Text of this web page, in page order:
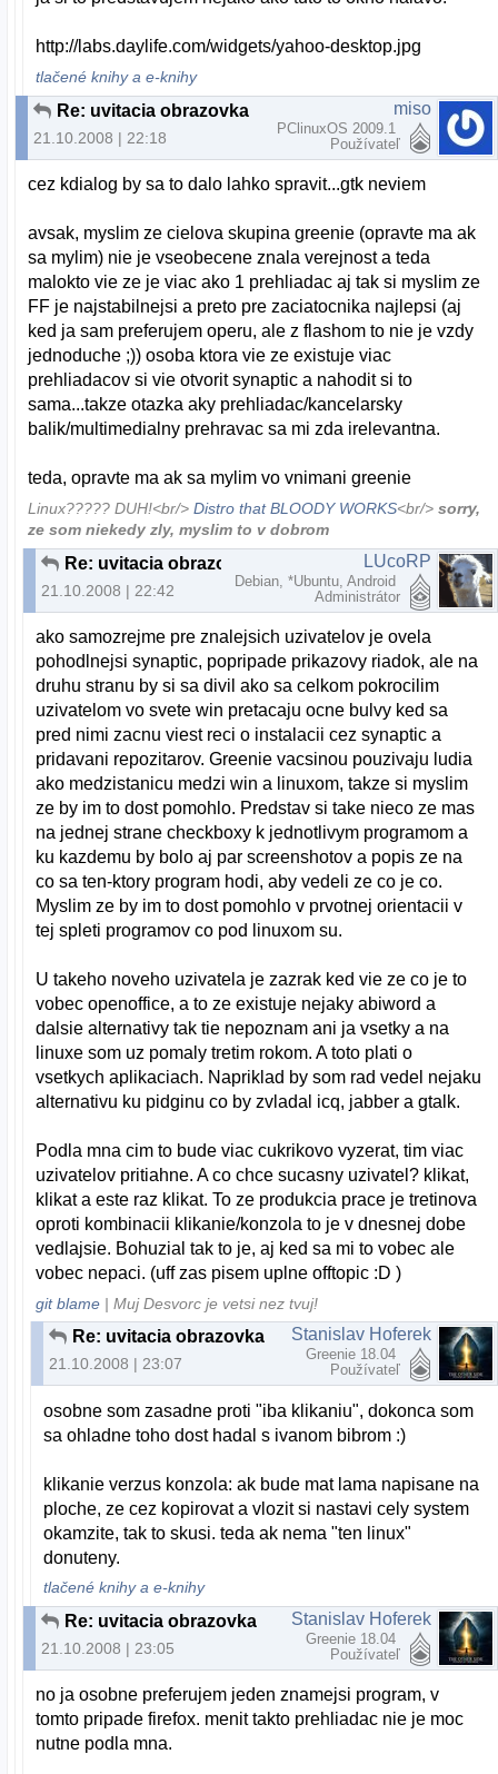
http://labs.daylife.com/widgets/yahoo-desktop.jpg
tlačené knihy a e-knihy
Re: uvitacia obrazovka
21.10.2008 | 22:18
miso
PClinuxOS 2009.1
Používateľ
cez kdialog by sa to dalo lahko spravit...gtk neviem
avsak, myslim ze cielova skupina greenie (opravte ma ak
sa mylim) nie je vseobecene znala verejnost a teda
malokto vie ze je viac ako 1 prehliadac aj tak si myslim ze
FF je najstabilnejsi a preto pre zaciatocnika najlepsi (aj
ked ja sam preferujem operu, ale z flashom to nie je vzdy
jednoduche ;)) osoba ktora vie ze existuje viac
prehliadacov si vie otvorit synaptic a nahodit si to
sama...takze otazka aky prehliadac/kancelarsky
balik/multimedialny prehravac sa mi zda irelevantna.
teda, opravte ma ak sa mylim vo vnimani greenie
Linux????? DUH!<br/>Distro that BLOODY WORKS<br/>sorry,
ze som niekedy zly, myslim to v dobrom
Re: uvitacia obrazovka
21.10.2008 | 22:42
LUcoRP
Debian, *Ubuntu, Android
Administrátor
ako samozrejme pre znalejsich uzivatelov je ovela
pohodlnejsi synaptic, popripade prikazovy riadok, ale na
druhu stranu by si sa divil ako sa celkom pokrocilim
uzivatelom vo svete win pretacaju ocne bulvy ked sa
pred nimi zacnu viest reci o instalacii cez synaptic a
pridavani repozitarov. Greenie vacsinou pouzivaju ludia
ako medzistanicu medzi win a linuxom, takze si myslim
ze by im to dost pomohlo. Predstav si take nieco ze mas
na jednej strane checkboxy k jednotlivym programom a
ku kazdemu by bolo aj par screenshotov a popis ze na
co sa ten-ktory program hodi, aby vedeli ze co je co.
Myslim ze by im to dost pomohlo v prvotnej orientacii v
tej spleti programov co pod linuxom su.
U takeho noveho uzivatela je zazrak ked vie ze co je to
vobec openoffice, a to ze existuje nejaky abiword a
dalsie alternativy tak tie nepoznam ani ja vsetky a na
linuxe som uz pomaly tretim rokom. A toto plati o
vsetkych aplikaciach. Napriklad by som rad vedel nejaku
alternativu ku pidginu co by zvladal icq, jabber a gtalk.
Podla mna cim to bude viac cukrikovo vyzerat, tim viac
uzivatelov pritiahne. A co chce sucasny uzivatel? klikat,
klikat a este raz klikat. To ze produkcia prace je tretinova
oproti kombinacii klikanie/konzola to je v dnesnej dobe
vedlajsie. Bohuzial tak to je, aj ked sa mi to vobec ale
vobec nepaci. (uff zas pisem uplne offtopic :D )
git blame | Muj Desvorc je vetsi nez tvuj!
Re: uvitacia obrazovka
21.10.2008 | 23:07
Stanislav Hoferek
Greenie 18.04
Používateľ
osobne som zasadne proti "iba klikaniu", dokonca som
sa ohladne toho dost hadal s ivanom bibrom :)
klikanie verzus konzola: ak bude mat lama napisane na
ploche, ze cez kopirovat a vlozit si nastavi cely system
okamzite, tak to skusi. teda ak nema "ten linux"
donuteny.
tlačené knihy a e-knihy
Re: uvitacia obrazovka
21.10.2008 | 23:05
Stanislav Hoferek
Greenie 18.04
Používateľ
no ja osobne preferujem jeden znamejsi program, v
tomto pripade firefox. menit takto prehliadac nie je moc
nutne podla mna.